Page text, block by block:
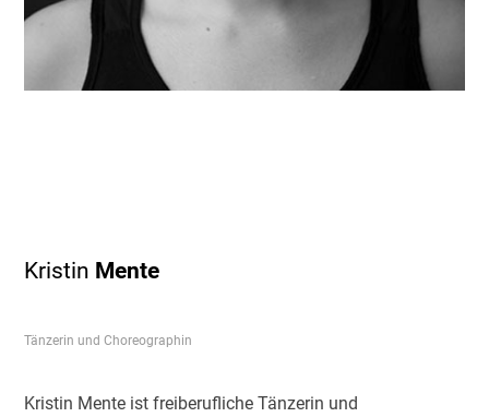
Kristin Mente
Tänzerin und Choreographin
Kristin Mente ist freiberufliche Tänzerin und